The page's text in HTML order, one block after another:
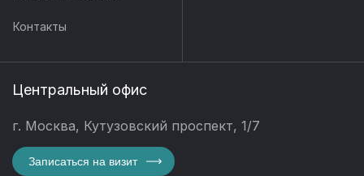
Контакты
Центральный офис
г. Москва, Кутузовский проспект, 1/7
Записаться на визит